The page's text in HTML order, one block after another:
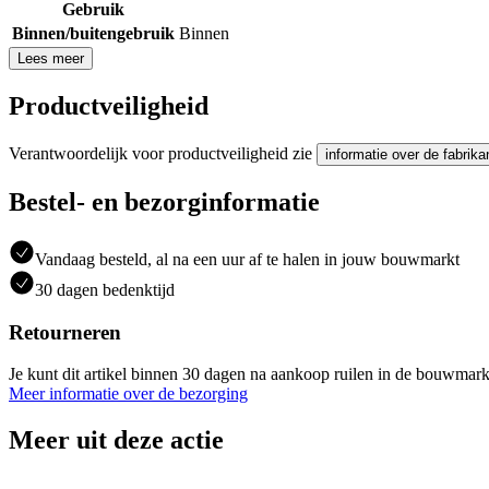
Gebruik
Binnen/buitengebruik Binnen
Lees meer
Productveiligheid
Verantwoordelijk voor productveiligheid zie informatie over de
Bestel- en bezorginformatie
Vandaag besteld, al na een uur af te halen in jouw bouwmarkt
30 dagen bedenktijd
Retourneren
Je kunt dit artikel binnen 30 dagen na aankoop ruilen in de
Meer informatie over de bezorging
Meer uit deze actie